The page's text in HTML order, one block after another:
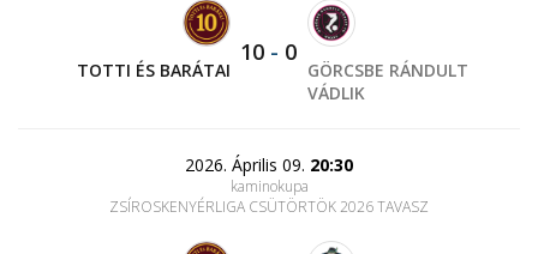
TOTTI ÉS BARÁTAI
10 - 0
GÖRCSBE RÁNDULT
VÁDLIK
2026. Április 09. 20:30
kaminokupa
ZSÍROSKENYÉRLIGA CSÜTÖRTÖK 2026 TAVASZ